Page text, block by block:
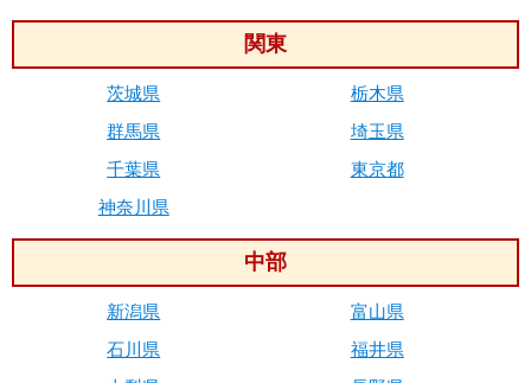
関東
茨城県
栃木県
群馬県
埼玉県
千葉県
東京都
神奈川県
中部
新潟県
富山県
石川県
福井県